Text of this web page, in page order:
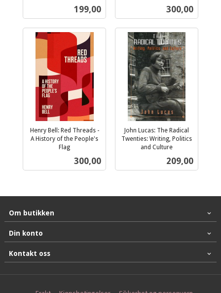
Pris
199,00 Pris
300,00
Henry Bell: Red Threads -
A History of the People's
Flag
Pris
300,00
John Lucas: The Radical
Twenties: Writing, Politics
and Culture
Pris
209,00
Om butikken
Din konto
Kontakt oss